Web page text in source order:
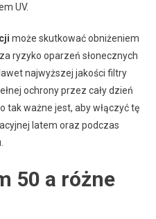
UV.
może skutkować obniżeniem
ryzyko oparzeń słonecznych
najwyższej jakości filtry
ochrony przez cały dzień
tak ważne jest, aby włączyć tę
latem oraz podczas
50 a różne